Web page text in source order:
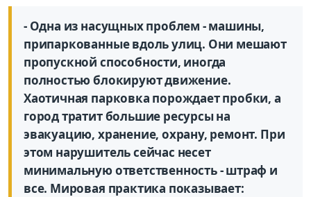
- Одна из насущных проблем - машины,
припаркованные вдоль улиц. Они мешают
пропускной способности, иногда
полностью блокируют движение.
Хаотичная парковка порождает пробки, а
город тратит большие ресурсы на
эвакуацию, хранение, охрану, ремонт. При
этом нарушитель сейчас несет
минимальную ответственность - штраф и
все. Мировая практика показывает: